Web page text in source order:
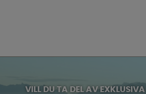
VILL DU TA DEL AV